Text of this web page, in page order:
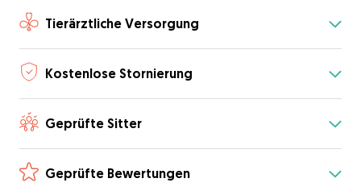
Tierärztliche Versorgung
Kostenlose Stornierung
Geprüfte Sitter
Geprüfte Bewertungen